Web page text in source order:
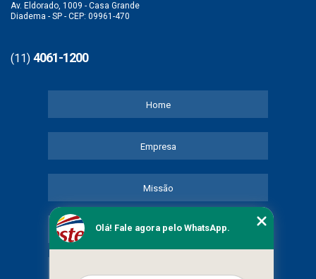
Av. Eldorado, 1009 - Casa Grande
Diadema - SP - CEP: 09961-470
(11) 4061-1200
Home
Empresa
Missão
Serviços
Olá! Fale agora pelo WhatsApp.